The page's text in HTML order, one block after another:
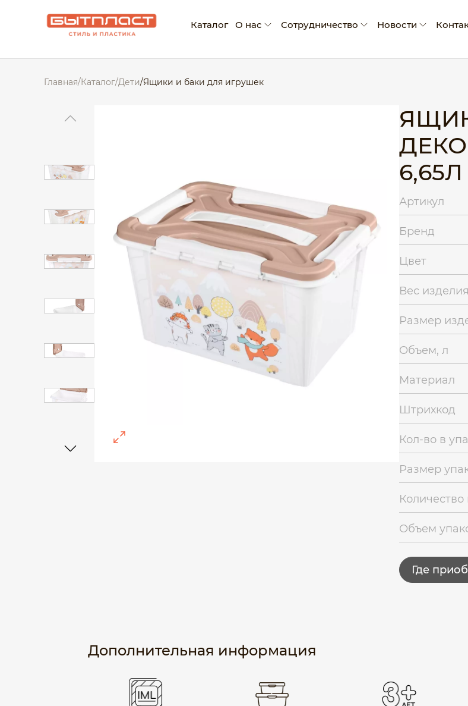
Каталог О нас
О компании
Награды и достижения
Сотрудничество
Условия сотрудничества
Экскурсия на производство
Новости
Новости
Главная/Каталог/Дети/Ящики и баки для игрушек
Артикул
Бренд
Цвет
Вес
Размер
Объем, л
Материал
Штрихкод
Кол-во в
Размер
Объем
Где
Дополнительная информация